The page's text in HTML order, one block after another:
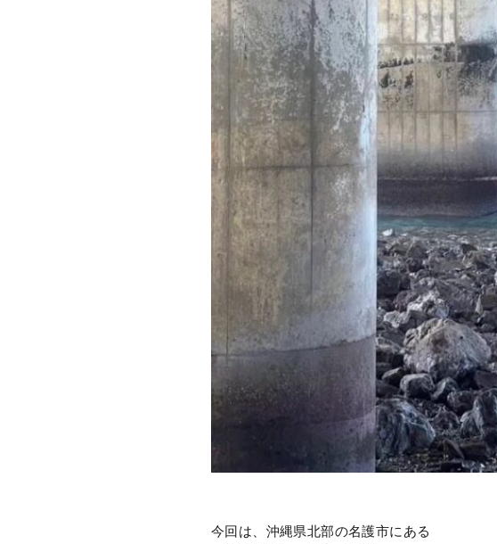
今回は、沖縄県北部の名護市にある